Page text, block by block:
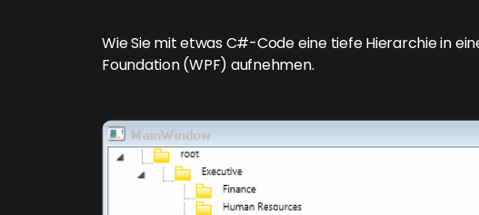
Wie Sie mit etwas C#-Code eine tiefe Hierarchie in
Foundation (WPF) aufnehmen.